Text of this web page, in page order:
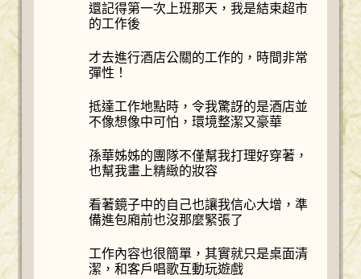
還記得第一次上班那天，我是結束超市
的工作後
才去進行酒店公關的工作的，時間非常
彈性！
抵達工作地點時，令我驚訝的是酒店並
不像想像中可怕，環境整潔又豪華
孫華姊姊的團隊不僅幫我打理好穿著，
也幫我畫上精緻的妝容
看著鏡子中的自己也讓我信心大增，準
備進包廂前也沒那麼緊張了
工作內容也很簡單，其實就只是桌面清
潔，和客戶唱歌互動玩遊戲